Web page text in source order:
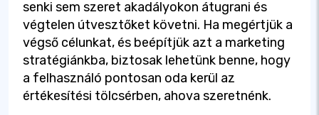
senki sem szeret akadályokon átugrani és
végtelen útvesztőket követni. Ha megértjük a
végső célunkat, és beépítjük azt a marketing
stratégiánkba, biztosak lehetünk benne, hogy
a felhasználó pontosan oda kerül az
értékesítési tölcsérben, ahova szeretnénk.